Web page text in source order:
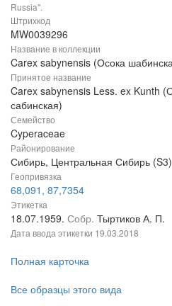
Russia".
Штрихкод
MW0039296
Название в коллекции
Carex sabynensis (Осока
Принятое название
Carex sabynensis Less. ex Kunth
сабинская)
Семейство
Cyperaceae
Районирование
Сибирь, Центральная Сибирь
Геопривязка
68,091, 87,7354
Этикетка
18.07.1959. Собр. Тыртиков А. П.
Дата ввода этикетки 19.03.2018
Полная карточка
Все образцы этого вида